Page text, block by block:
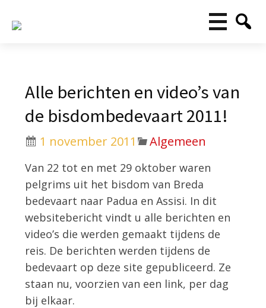
Alle berichten en video’s van
de bisdombedevaart 2011!
1 november 2011 Algemeen
Van 22 tot en met 29 oktober waren
pelgrims uit het bisdom van Breda
bedevaart naar Padua en Assisi. In dit
websitebericht vindt u alle berichten en
video’s die werden gemaakt tijdens de
reis. De berichten werden tijdens de
bedevaart op deze site gepubliceerd. Ze
staan nu, voorzien van een link, per dag
bij elkaar.